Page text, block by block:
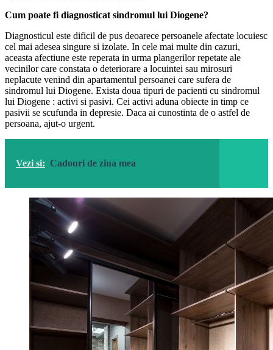
Cum poate fi diagnosticat sindromul lui Diogene?
Diagnosticul este dificil de pus deoarece persoanele afectate locuiesc
cel mai adesea singure si izolate. In cele mai multe din cazuri,
aceasta afectiune este reperata in urma plangerilor repetate ale
vecinilor care constata o deteriorare a locuintei sau mirosuri
neplacute venind din apartamentul persoanei care sufera de
sindromul lui Diogene. Exista doua tipuri de pacienti cu sindromul
lui Diogene : activi si pasivi. Cei activi aduna obiecte in timp ce
pasivii se scufunda in depresie. Daca ai cunostinta de o astfel de
persoana, ajut-o urgent.
Vezi si: Cadouri de ziua mea